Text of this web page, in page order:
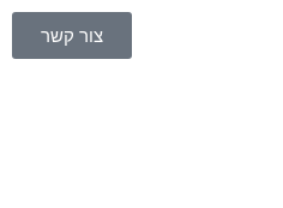
צור קשר